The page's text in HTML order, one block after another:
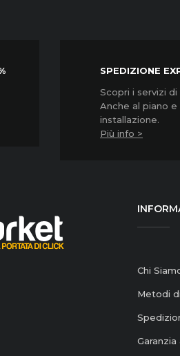
SPEDIZIONE
Scopri i servizi di
Anche al piano e
installazione.
Più info >
Chi
Metodi